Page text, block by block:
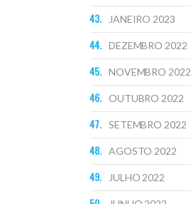
JANEIRO 2023
DEZEMBRO 2022
NOVEMBRO 2022
OUTUBRO 2022
SETEMBRO 2022
AGOSTO 2022
JULHO 2022